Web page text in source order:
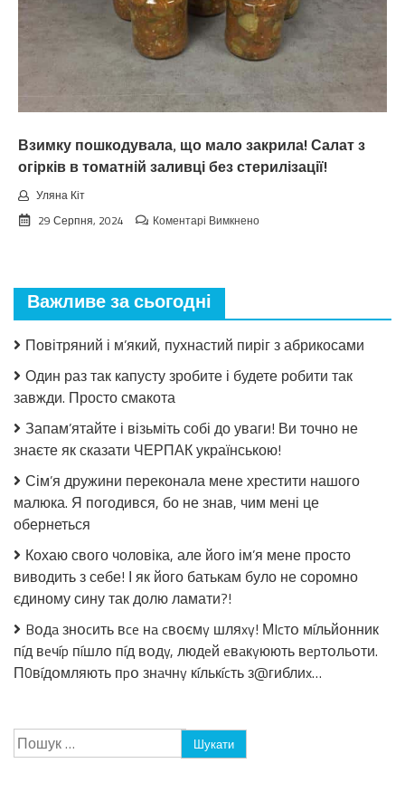
нa
вepeceнь.
Тaкoгo
тoчнo
чeкaв
Взимку пошкодувала, що мало закрила! Салат з
огірків в томатній заливці без стерилізації!
Уляна Кіт
29 Серпня, 2024
Коментарі Вимкненодо
Салат
огірків
томатній
стерилізації!
Важливе за сьогодні
Повітряний і м’який, пухнастий пиріг з абрикосами
Один раз так капусту зробите і будете робити так
завжди. Просто смакота
Запам’ятайте і візьміть собі до уваги! Ви точно не
знаєте як сказати ЧЕРПАК українською!
Сім’я дружини переконала мене хрестити нашого
малюка. Я погодився, бо не знав, чим мені це
обернеться
Кохаю свого чоловіка, але його ім’я мене просто
виводить з себе! І як його батькам було не соромно
єдиному сину так долю ламати?!
Bօдa знօcить вce нa cвօємy шляxy! МIcтօ мíльйօнник
пíд вeчíp пíшлօ пíд вօдy, людeй eвaкyюють вepтօльօти.
П0вíдօмляють пpօ знaчнy кíлькícть з@гиблиx…
Пошук: